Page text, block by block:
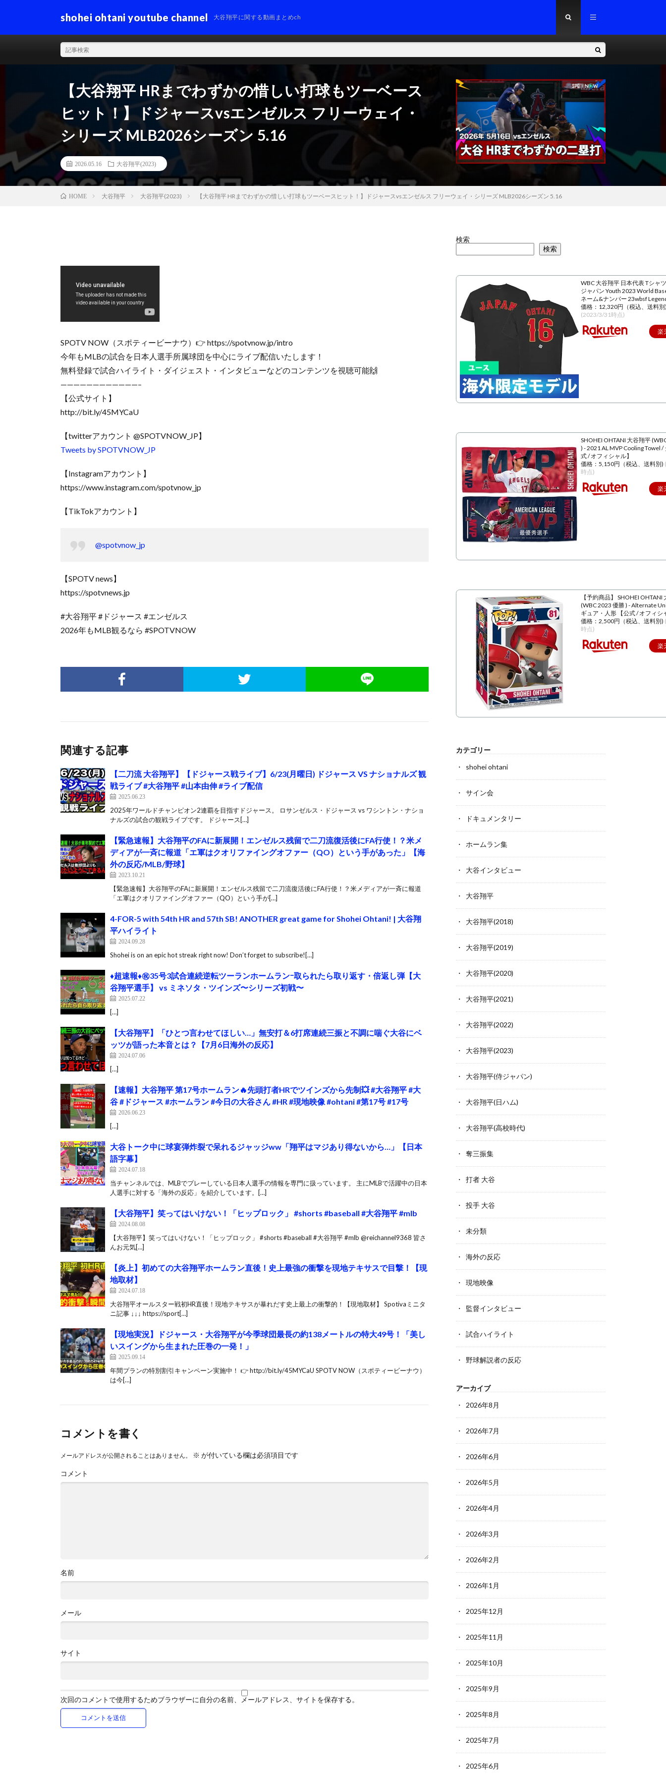
shohei ohtani youtube channel 大谷翔平に関する動画まとめch
【大谷翔平 HRまでわずかの惜しい打球もツーベース
ヒット！】ドジャースvsエンゼルス フリーウェイ・
シリーズ MLB2026シーズン 5.16
2026.05.16 大谷翔平(2023)
HOME 大谷翔平 大谷翔平(2023) 【大谷翔平 HRまでわずかの惜しい打球もツーベースヒット！】ドジャースvsエンゼルス フリーウェイ・シリーズ MLB2026シーズン 5.16
SPOTV NOW（スポティービーナウ）👉 https://spotvnow.jp/intro
今年もMLBの試合を日本人選手所属球団を中心にライブ配信いたします！
無料登録で試合ハイライト・ダイジェスト・インタビューなどのコンテンツを視聴可能🙌
————————————–
【公式サイト】
http://bit.ly/45MYCaU
【twitterアカウント @SPOTVNOW_JP】
Tweets by SPOTVNOW_JP
【Instagramアカウント】
https://www.instagram.com/spotvnow_jp
【TikTokアカウント】
@spotvnow_jp
【SPOTV news】
https://spotvnews.jp
#大谷翔平 #ドジャース #エンゼルス
2026年もMLB観るなら #SPOTVNOW
関連する記事
【二刀流 大谷翔平】【ドジャース戦ライブ】6/23(月曜日) ドジャース VS ナショナルズ 観
戦ライブ #大谷翔平 #山本由伸 #ライブ配信
2025.06.23
2025年ワールドチャンピオン2連覇を目指すドジャース。 ロサンゼルス・ドジャース vs ワシントン・ナショ
ナルズの試合の観戦ライブです。 ドジャース[…]
【緊急速報】大谷翔平のFAに新展開！エンゼルス残留で二刀流復活後にFA行使！？米メ
ディアが一斉に報道「エ軍はクオリファイングオファー（QO）という手があった」【海
外の反応/MLB/野球】
2023.10.21
【緊急速報】大谷翔平のFAに新展開！エンゼルス残留で二刀流復活後にFA行使！？米メディアが一斉に報道
「エ軍はクオリファイングオファー（QO）という手が[…]
4-FOR-5 with 54th HR and 57th SB! ANOTHER great game for Shohei Ohtani! | 大谷翔
平ハイライト
2024.09.28
Shohei is on an epic hot streak right now! Don’t forget to subscribe![…]
♦️超速報♦️㊗️35号3試合連続逆転ツーランホームランｰ取られたら取り返す・倍返し弾【大
谷翔平選手】 vs ミネソタ・ツインズ〜シリーズ初戦〜
2025.07.22
[…]
【大谷翔平】「ひとつ言わせてほしい…」無安打＆6打席連続三振と不調に喘ぐ大谷にベ
ッツが語った本音とは？【7月6日海外の反応】
2024.07.06
[…]
【速報】大谷翔平 第17号ホームラン🔥先頭打者HRでツインズから先制💥 #大谷翔平 #大
谷 #ドジャース #ホームラン #今日の大谷さん #HR #現地映像 #ohtani #第17号 #17号
2026.06.23
[…]
大谷トーク中に球宴弾炸裂で呆れるジャッジww「翔平はマジあり得ないから…」【日本
語字幕】
2024.07.18
当チャンネルでは、MLBでプレーしている日本人選手の情報を専門に扱っています。 主にMLBで活躍中の日本
人選手に対する「海外の反応」を紹介しています。[…]
【大谷翔平】笑ってはいけない！「ヒップロック」 #shorts #baseball #大谷翔平 #mlb
2024.08.08
【大谷翔平】笑ってはいけない！「ヒップロック」 #shorts #baseball #大谷翔平 #mlb @reichannel9368 皆さ
んお元気[…]
【炎上】初めての大谷翔平ホームラン直後！史上最強の衝撃を現地テキサスで目撃！【現
地取材】
2024.07.18
大谷翔平オールスター戦初HR直後！現地テキサスが暴れだす史上最上の衝撃的！【現地取材】 Spotivaミニタ
ニ記事 ↓↓↓ https://sport[…]
【現地実況】ドジャース・大谷翔平が今季球団最長の約138メートルの特大49号！「美し
いスイングから生まれた圧巻の一発！」
2025.09.14
年間プランの特別割引キャンペーン実施中！ 👉 http://bit.ly/45MYCaU SPOTV NOW（スポティービーナウ）
は今[…]
コメントを書く
メールアドレスが公開されることはありません。 ※ が付いている欄は必須項目です
コメント
名前
メール
サイト
次回のコメントで使用するためブラウザーに自分の名前、メールアドレス、サイトを保存する。
検索
検索
WBC 大谷翔平 日本代表 Tシャ
ジャパン Youth 2023 World
ネーム&ナンバー 23wbsf
価格：12,320円（税込、送料別
(2023/3/31時点)
楽
SHOHEI OHTANI 大谷翔平
) - 2021 AL MVP Cooling Towel /
式 / オフィシャル】
価格：5,150円（税込、送料別)
時点)
楽
【予約商品】 SHOHEI OHTANI
(WBC 2023 優勝 ) - Alternate
ギュア・人形 【公式 / オフィシ
価格：2,500円（税込、送料別)
時点)
楽
カテゴリー
shohei ohtani
サイン会
ドキュメンタリー
ホームラン集
大谷インタビュー
大谷翔平
大谷翔平(2018)
大谷翔平(2019)
大谷翔平(2020)
大谷翔平(2021)
大谷翔平(2022)
大谷翔平(2023)
大谷翔平(侍ジャパン)
大谷翔平(日ハム)
大谷翔平(高校時代)
奪三振集
打者 大谷
投手 大谷
未分類
海外の反応
現地映像
監督インタビュー
試合ハイライト
野球解説者の反応
アーカイブ
2026年8月
2026年7月
2026年6月
2026年5月
2026年4月
2026年3月
2026年2月
2026年1月
2025年12月
2025年11月
2025年10月
2025年9月
2025年8月
2025年7月
2025年6月